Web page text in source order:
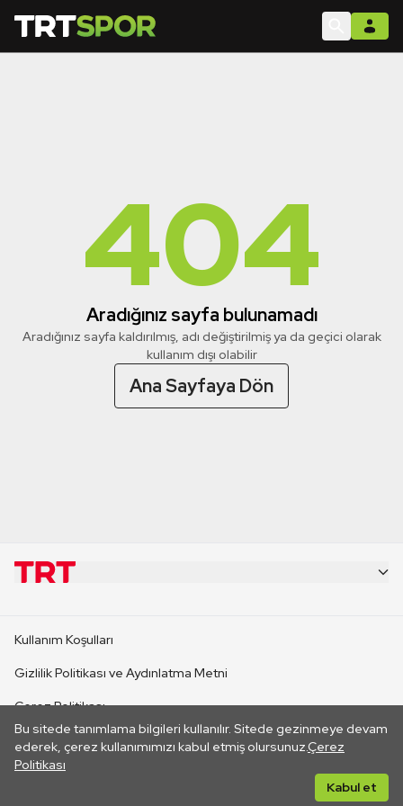
404
Aradığınız sayfa bulunamadı
Aradığınız sayfa kaldırılmış, adı değiştirilmiş ya da geçici olarak
kullanım dışı olabilir
Ana Sayfaya Dön
Bu sitede tanımlama bilgileri kullanılır. Sitede gezinmeye devam
ederek, çerez kullanımımızı kabul etmiş olursunuz.Çerez
Politikası
Kabul et
CANLI YAYINLAR
Kullanım Koşulları
Gizlilik Politikası ve Aydınlatma Metni
Çerez Politikası
İletişim
Her hakkı saklıdır. ©2026 TRT. Bağlantı yoluyla gidilen dış